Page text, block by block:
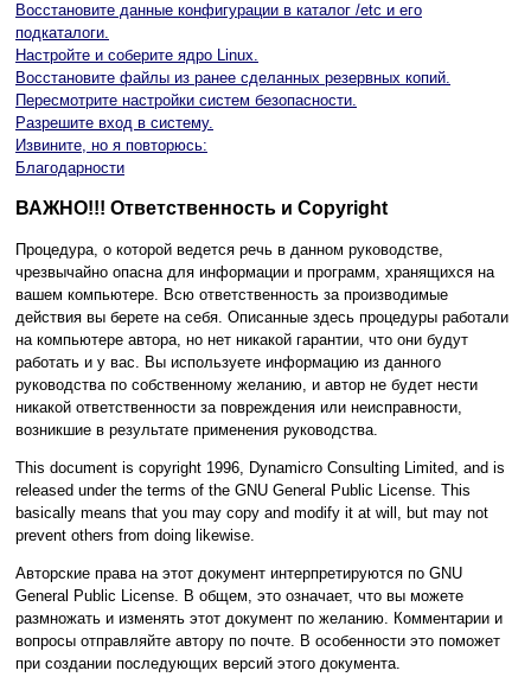
Восстановите данные конфигурации в каталог /etc и его
подкаталоги.
Настройте и соберите ядро Linux.
Восстановите файлы из ранее сделанных резервных копий.
Пересмотрите настройки систем безопасности.
Разрешите вход в систему.
Извините, но я повторюсь:
Благодарности
ВАЖНО!!! Ответственность и Copyright
Процедура, о которой ведется речь в данном руководстве,
чрезвычайно опасна для информации и программ, хранящихся на
вашем компьютере. Всю ответственность за производимые
действия вы берете на себя. Описанные здесь процедуры работали
на компьютере автора, но нет никакой гарантии, что они будут
работать и у вас. Вы используете информацию из данного
руководства по собственному желанию, и автор не будет нести
никакой ответственности за повреждения или неисправности,
возникшие в результате применения руководства.
This document is copyright 1996, Dynamicro Consulting Limited, and is
released under the terms of the GNU General Public License. This
basically means that you may copy and modify it at will, but may not
prevent others from doing likewise.
Авторские права на этот документ интерпретируются по GNU
General Public License. В общем, это означает, что вы можете
размножать и изменять этот документ по желанию. Комментарии и
вопросы отправляйте автору по почте. В особенности это поможет
при создании последующих версий этого документа.